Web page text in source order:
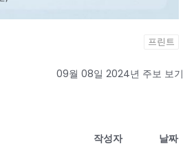
프린트
09월 08일 2024년 주보 보기
작성자 날짜